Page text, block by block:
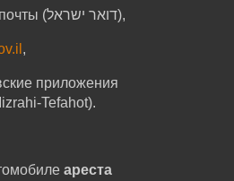
В отделении почты (דואר ישראל),
,
приложения
Tefahot).
ареста